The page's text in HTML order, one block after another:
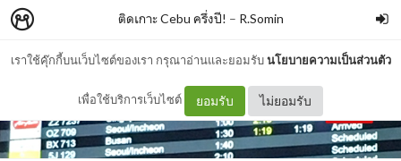
เราใช้คุ๊กกี้บนเว็บไซต์ของเรา กรุณาอ่านและยอมรับนโยบายความเป็นส่วนตัว
เพื่อใช้บริการเว็บไซต์ ยอมรับ ไม่ยอมรับ
ติดเกาะ Cebu ครึ่งปี! – R.Somin